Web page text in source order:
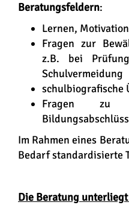
Beratungsfeldern:
Lernen,
Fragen zur
z.B. bei
Schulvermeidung
schulbiografische
Fragen zu
Im Rahmen eines
Bedarf standardisierte
Die Beratung